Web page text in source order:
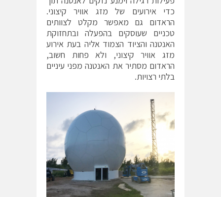
כדי אירועים של מזג אוויר קיצוני.
הראדום גם מאפשר מקלט לצוותים
טכניים שעוסקים בהפעלה ובתחזוקת
האנטנה והציוד הצמוד אליה בעת אירוע
מזג אוויר קיצוני, ולא פחות חשוב,
הראדום מסתיר את האנטנה מפני עיניים
בלתי רצויות.